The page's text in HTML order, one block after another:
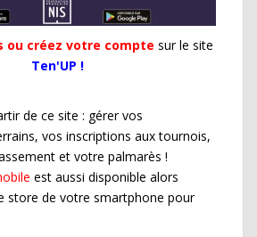
ou créez votre compte sur le site
Ten'UP !
de ce site : gérer vos
vos inscriptions aux tournois,
et votre palmarès !
est aussi disponible alors
store de votre smartphone pour